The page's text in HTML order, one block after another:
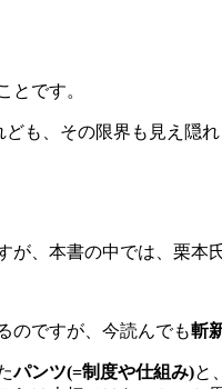
とです。
も、その限界も見え隠
、本書の中では、栗本
のですが、今読んでも斬
パンツ(=制度や仕組み)と